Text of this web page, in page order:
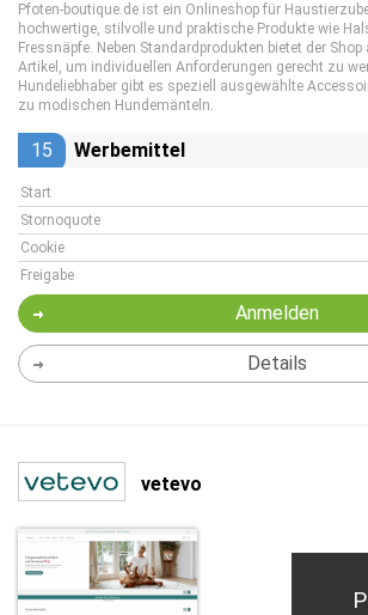
Pfoten-boutique.de ist ein Onlineshop für
hochwertige, stilvolle und praktische Produkte wie
Fressnäpfe. Neben Standardprodukten bietet der
Artikel, um individuellen Anforderungen gerecht zu
Hundeliebhaber gibt es speziell ausgewählte
zu modischen Hundemänteln.
15 Werbemittel
Start
Stornoquote
Cookie
Freigabe
Anmelden
Details
vetevo